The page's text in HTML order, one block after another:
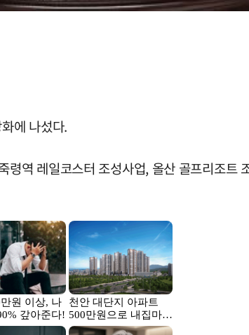
에 나섰다.
역 레일코스터 조성사업, 올산 골프리조트